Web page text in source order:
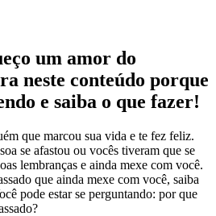
um amor do
neste conteúdo porque
e saiba o que fazer!
que marcou sua vida e te fez feliz.
se afastou ou vocês tiveram que se
lembranças e ainda mexe com você.
que ainda mexe com você, saiba
pode estar se perguntando: por que